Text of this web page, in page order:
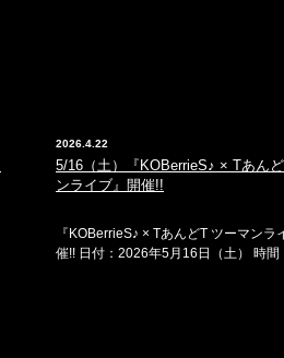
2026.4.22
5/16（土）『KOBerrieS♪ × Tあん
ンライブ』開催!!
『KOBerrieS♪ × TあんどT ツーマンラ
催!! 日付：2026年5月16日（土） 時